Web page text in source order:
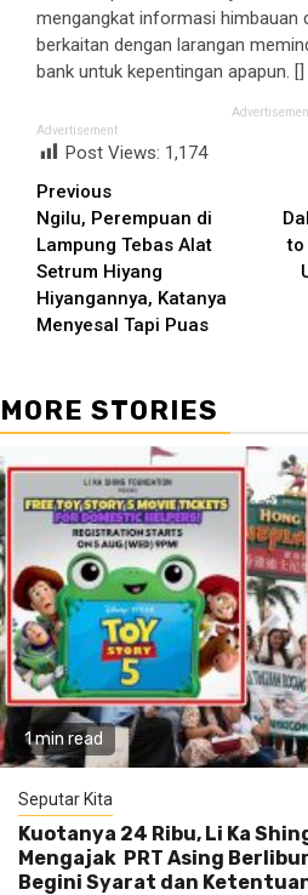
mengangkat informasi himbauan
berkaitan dengan larangan
bank untuk kepentingan apapun. []
Advertisement
Post Views: 1,174
Continue
Reading
Previous
Ngilu, Perempuan di
Lampung Tebas Alat
Setrum Hiyang
Hiyangannya, Katanya
Menyesal Tapi Puas
to
MORE STORIES
1 min read
Seputar Kita
Kuotanya 24 Ribu, Li Ka
Mengajak PRT Asing
Begini Syarat dan